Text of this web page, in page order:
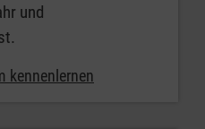
und
kennenlernen